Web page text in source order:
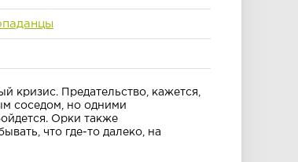
кризис. Предательство, кажется,
соседом, но одними
Орки также
что где-то далеко, на